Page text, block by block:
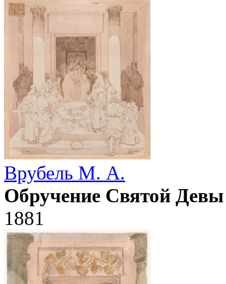
Врубель М. А.
Обручение Святой
1881